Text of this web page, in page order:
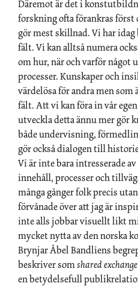
Däremot är det i
forskning ofta förankras först
gör mest skillnad. Vi har
fält. Vi kan alltså numera
om hur, när och varför något
processer. Kunskaper och
värdelösa för andra men
fält. Att vi kan föra in vår
utveckla detta ännu mer gör
både undervisning,
gör också dialogen till
Vi är inte bara intresserade
innehåll, processer och
många gånger folk precis
förvånade över att jag är
inte alls jobbar visuellt likt
mycket nytta av den norska
Brynjar Åbel Bandliens
beskriver somshared
en betydelsefull